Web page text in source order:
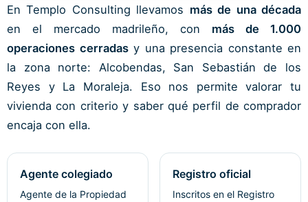
En Templo Consulting llevamos más de una década
en el mercado madrileño, con más de 1.000
operaciones cerradasy una presencia constante en
la zona norte: Alcobendas, San Sebastián de los
Reyes y La Moraleja. Eso nos permite valorar tu
vivienda con criterio y saber qué perfil de comprador
encaja con ella.
Agente colegiado
Agente de la Propiedad
Registro oficial
Inscritos en el Registro